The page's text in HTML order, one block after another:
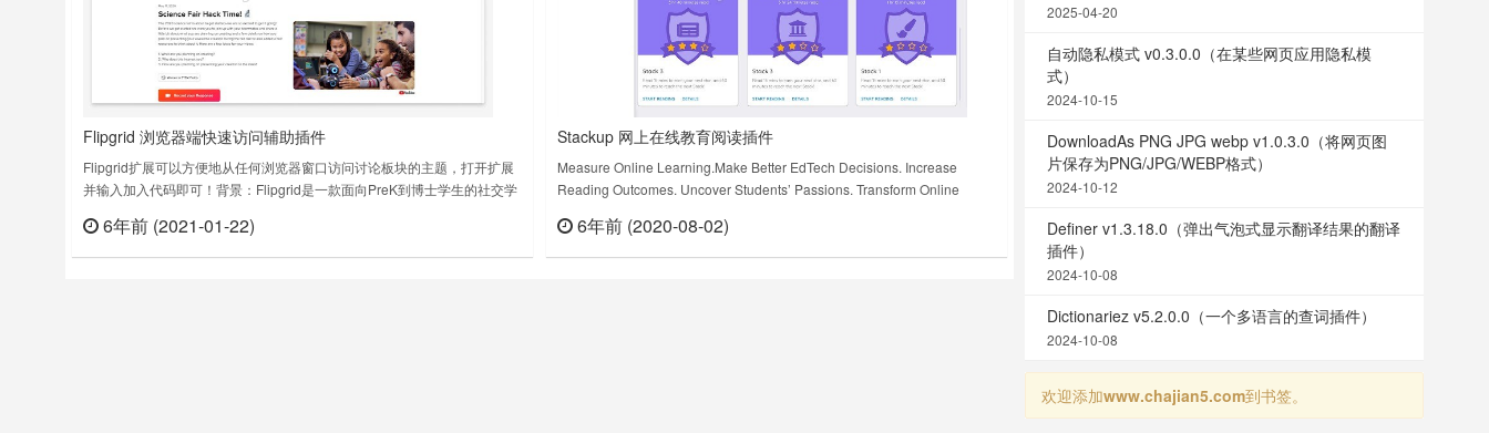
Flipgrid 浏览器端快速访问辅助插件
Flipgrid扩展可以方便地从任何浏览器窗口访问讨论板块的主题，打开扩展
并输入加入代码即可！背景：Flipgrid是一款面向PreK到博士学生的社交学
free, accessible, and simple vide……
6年前 (2021-01-22)
Stackup 网上在线教育阅读插件
Measure Online Learning.Make Better EdTech Decisions. Increase
Reading Outcomes. Uncover Students’ Passions. Transform Online
6年前 (2020-08-02)
2025-04-20
自动隐私模式 v0.3.0.0（在某些网页应用隐私模
式）
2024-10-15
DownloadAs PNG JPG webp v1.0.3.0（将网页图
片保存为PNG/JPG/WEBP格式）
2024-10-12
Definer v1.3.18.0（弹出气泡式显示翻译结果的翻译
插件）
2024-10-08
Dictionariez v5.2.0.0（一个多语言的查词插件）
2024-10-08
欢迎添加www.chajian5.com到书签。